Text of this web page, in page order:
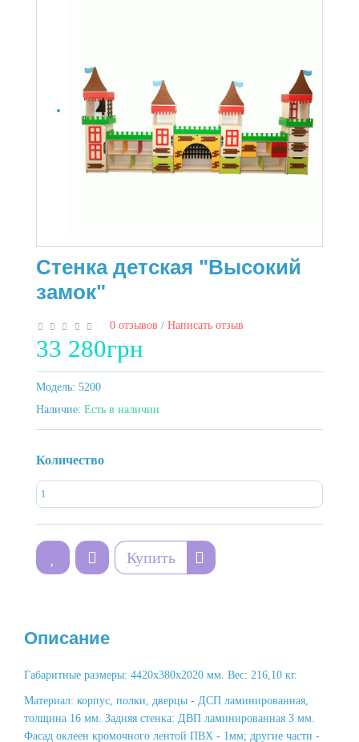
Стенка детская "Высокий
замок"
0 отзывов / Написать отзыв
33 280грн
Модель: 5200
Наличие: Есть в наличии
Количество
Купить
Описание
Габаритные размеры: 4420х380х2020 мм. Вес: 216,10 кг.
Материал: корпус, полки, дверцы - ДСП ламинированная,
толщина 16 мм. Задняя стенка: ДВП ламинированная 3 мм.
Фасад оклеен кромочного лентой ПВХ - 1мм; другие части -